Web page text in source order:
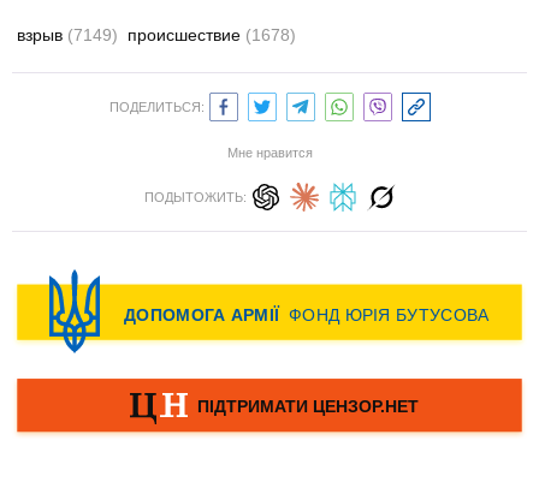
взрыв (7149) происшествие (1678)
ПОДЕЛИТЬСЯ:
Мне нравится
ПОДЫТОЖИТЬ: